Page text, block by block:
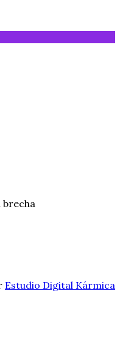
brecha
Estudio Digital Kármica